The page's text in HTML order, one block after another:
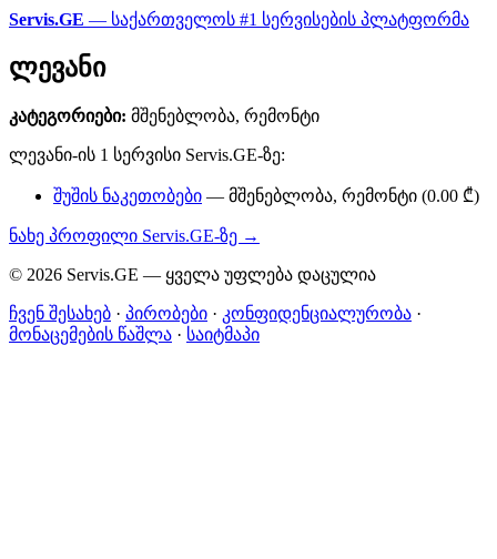
Servis.GE — საქართველოს #1 სერვისების პლატფორმა
ლევანი
კატეგორიები: მშენებლობა, რემონტი
ლევანი-ის 1 სერვისი Servis.GE-ზე:
შუშის ნაკეთობები — მშენებლობა, რემონტი (0.00 ₾)
ნახე პროფილი Servis.GE-ზე →
© 2026 Servis.GE — ყველა უფლება დაცულია
ჩვენ შესახებ · პირობები · კონფიდენციალურობა ·
მონაცემების წაშლა · საიტმაპი